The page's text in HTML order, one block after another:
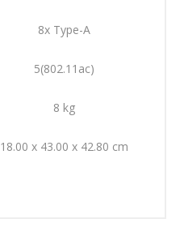
8x Type-A
5(802.11ac)
8 kg
18.00 x 43.00 x 42.80 cm